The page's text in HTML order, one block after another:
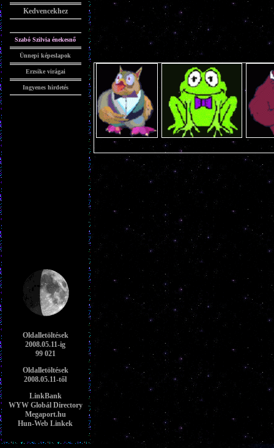
Kedvencekhez
Szabó Szilvia énekesnő
Ünnepi képeslapok
Erzsike virágai
Ingyenes hirdetés
Oldalletöltések
2008.05.11-ig
99 021
Oldalletöltések
2008.05.11-től
LinkBank
WYW Globál Directory
Megaport.hu
Hun-Web Linkek